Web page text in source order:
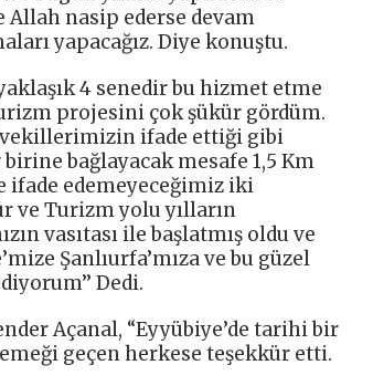
Allah nasip ederse devam
yapacağız. Diye konuştu.
4 senedir bu hizmet etme
projesini çok şükür gördüm.
ifade ettiği gibi
bağlayacak mesafe 1,5 Km
ifade edemeyeceğimiz iki
ve Turizm yolu yılların
vasıtası ile başlatmış oldu ve
Şanlıurfa’mıza ve bu güzel
Dedi.
Açanal, “Eyyübiye’de tarihi bir
geçen herkese teşekkür etti.